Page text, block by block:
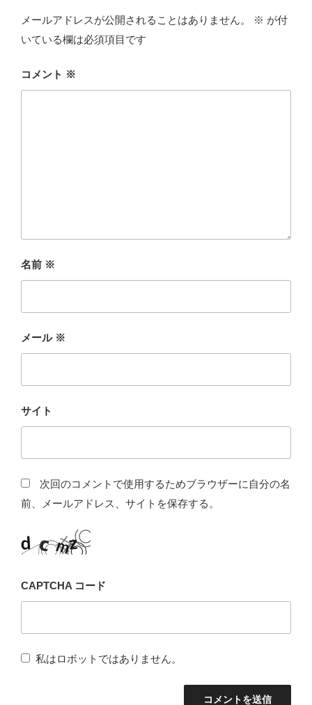
メールアドレスが公開されることはありません。 ※ が付
いている欄は必須項目です
コメント ※
名前 ※
メール ※
サイト
次回のコメントで使用するためブラウザーに自分の名
前、メールアドレス、サイトを保存する。
CAPTCHA コード
私はロボットではありません。